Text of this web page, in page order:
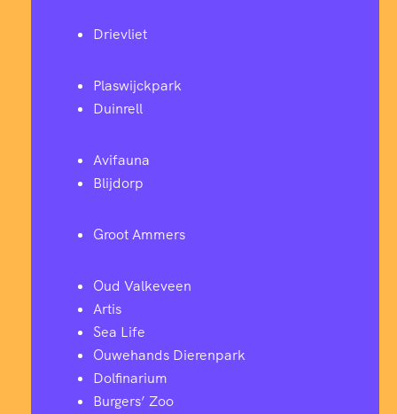
Drievliet
Plaswijckpark
Duinrell
Avifauna
Blijdorp
Groot Ammers
Oud Valkeveen
Artis
Sea Life
Ouwehands Dierenpark
Dolfinarium
Burgers’ Zoo